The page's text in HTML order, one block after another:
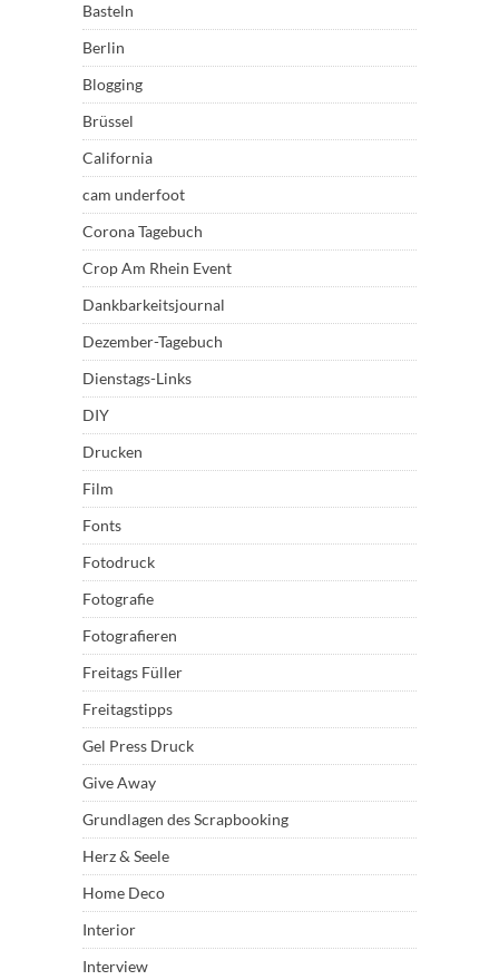
Basteln
Berlin
Blogging
Brüssel
California
cam underfoot
Corona Tagebuch
Crop Am Rhein Event
Dankbarkeitsjournal
Dezember-Tagebuch
Dienstags-Links
DIY
Drucken
Film
Fonts
Fotodruck
Fotografie
Fotografieren
Freitags Füller
Freitagstipps
Gel Press Druck
Give Away
Grundlagen des Scrapbooking
Herz & Seele
Home Deco
Interior
Interview